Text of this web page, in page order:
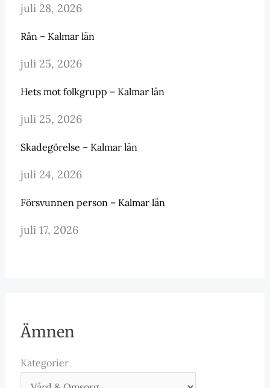
juli 28, 2026
Rån – Kalmar län
juli 25, 2026
Hets mot folkgrupp – Kalmar län
juli 25, 2026
Skadegörelse – Kalmar län
juli 24, 2026
Försvunnen person – Kalmar län
juli 17, 2026
Ämnen
Kategorier